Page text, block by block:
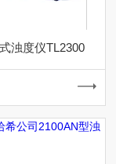
浊度仪TL2300